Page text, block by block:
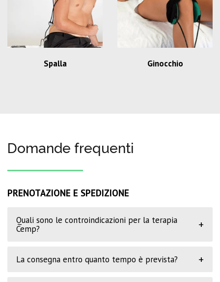
Spalla Ginocchio
Domande frequenti
PRENOTAZIONE E SPEDIZIONE
Quali sono le controindicazioni per la terapia
Cemp?
+
La consegna entro quanto tempo è prevista? +